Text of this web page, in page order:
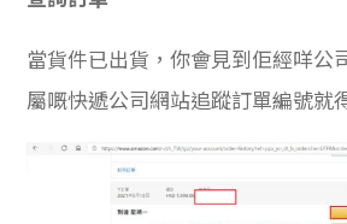
當貨件已出貨，你會見到佢經咩公
屬嘅快遞公司網站追蹤訂單編號就